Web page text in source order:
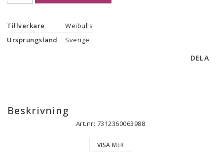
Tillverkare
Weibulls
Ursprungsland
Sverige
DELA
Beskrivning
Art.nr: 7312360063988
VISA MER